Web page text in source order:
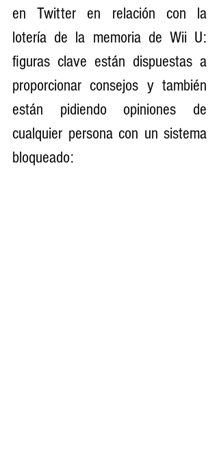
en Twitter en relación con la
lotería de la memoria de Wii U:
figuras clave están dispuestas a
proporcionar consejos y también
están pidiendo opiniones de
cualquier persona con un sistema
bloqueado: